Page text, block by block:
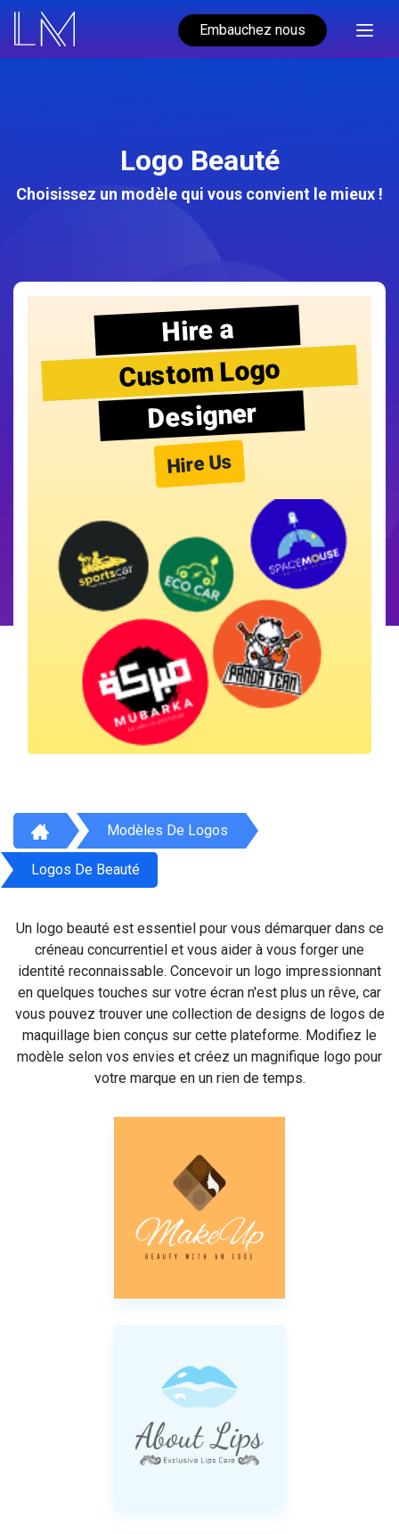
Embauchez nous
Logo Beauté
Choisissez un modèle qui vous convient le mieux !
Hire a
Custom Logo
Designer
Hire Us
Modèles De Logos
Logos De Beauté
Un logo beauté est essentiel pour vous démarquer dans ce
créneau concurrentiel et vous aider à vous forger une
identité reconnaissable. Concevoir un logo impressionnant
en quelques touches sur votre écran n'est plus un rêve, car
vous pouvez trouver une collection de designs de logos de
maquillage bien conçus sur cette plateforme. Modifiez le
modèle selon vos envies et créez un magnifique logo pour
votre marque en un rien de temps.